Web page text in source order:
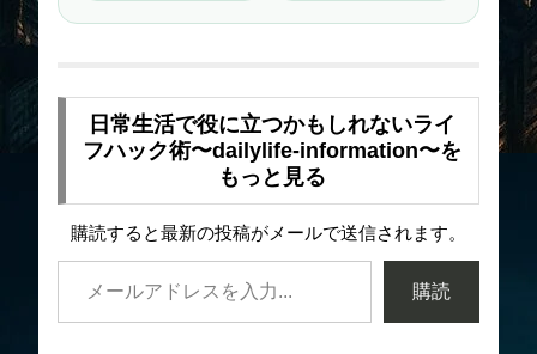
日常生活で役に立つかもしれないライ
フハック術〜dailylife-information〜を
もっと見る
購読すると最新の投稿がメールで送信されます。
購読